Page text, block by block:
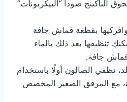
صودا “البيكربونات”
بقطعة قماش جافة
تنظيفها بعد ذلك بالماء
جافة.
نظفي الصالون أولًا باستخدام
مع المرفق الصغير المخصص